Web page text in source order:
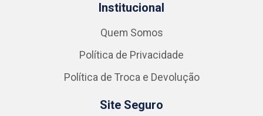
Institucional
Quem Somos
Política de Privacidade
Política de Troca e Devolução
Site Seguro